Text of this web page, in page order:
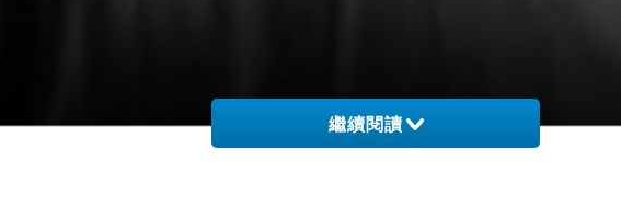
繼續閱讀